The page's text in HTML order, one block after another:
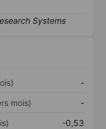
-
mois)
-
-0,53